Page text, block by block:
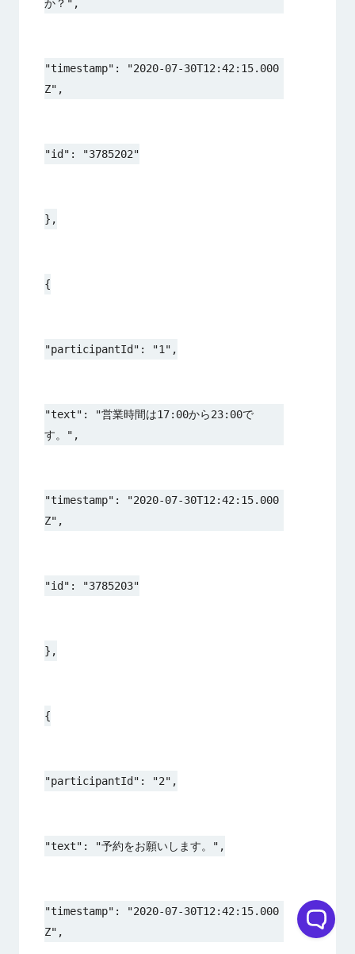
か？",
"timestamp": "2020-07-30T12:42:15.000
Z",
"id": "3785202"
},
{
"participantId": "1",
"text": "営業時間は17:00から23:00で
す。",
"timestamp": "2020-07-30T12:42:15.000
Z",
"id": "3785203"
},
{
"participantId": "2",
"text": "予約をお願いします。",
"timestamp": "2020-07-30T12:42:15.000
Z",